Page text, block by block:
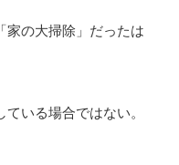
家の大掃除」だったは
いる場合ではない。